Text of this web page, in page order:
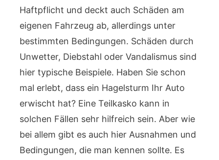
Haftpflicht und deckt auch Schäden am
eigenen Fahrzeug ab, allerdings unter
bestimmten Bedingungen. Schäden durch
Unwetter, Diebstahl oder Vandalismus sind
hier typische Beispiele. Haben Sie schon
mal erlebt, dass ein Hagelsturm Ihr Auto
erwischt hat? Eine Teilkasko kann in
solchen Fällen sehr hilfreich sein. Aber wie
bei allem gibt es auch hier Ausnahmen und
Bedingungen, die man kennen sollte. Es